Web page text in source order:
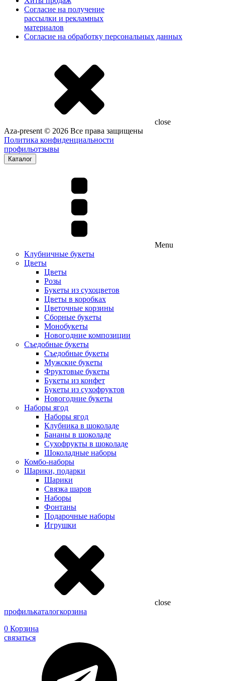
Согласие на получение
рассылки и рекламных
материалов
Согласие на обработку персональных данных
close
Aza-present © 2026 Все права защищены
Политика конфиденциальности
профильотзывы
Каталог
Menu
Клубничные букеты
Цветы
Цветы
Розы
Букеты из сухоцветов
Цветы в коробках
Цветочные корзины
Сборные букеты
Монобукеты
Новогодние композиции
Съедобные букеты
Съедобные букеты
Мужские букеты
Фруктовые букеты
Букеты из конфет
Букеты из сухофруктов
Новогодние букеты
Наборы ягод
Наборы ягод
Клубника в шоколаде
Бананы в шоколаде
Сухофрукты в шоколаде
Шоколадные наборы
Комбо-наборы
Шарики, подарки
Шарики
Связка шаров
Наборы
Фонтаны
Подарочные наборы
Игрушки
close
профилькаталогкорзина
0 Корзина
связаться